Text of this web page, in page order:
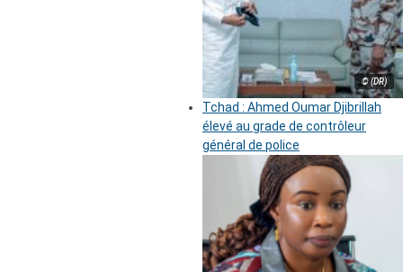
© (DR)
Tchad : Ahmed Oumar Djibrillah
élevé au grade de contrôleur
général de police